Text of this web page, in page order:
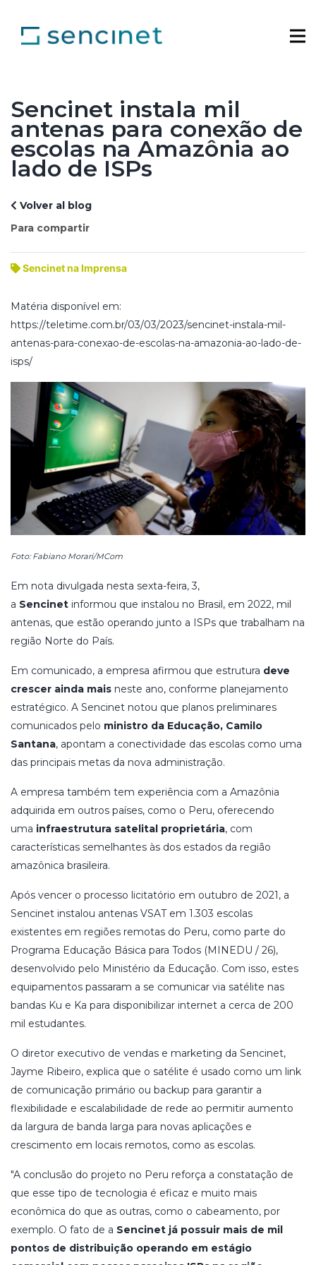
Sencinet instala mil
antenas para conexão de
escolas na Amazônia ao
lado de ISPs
Para compartir
Volver al blog
Sencinet na Imprensa
Matéria disponível em:
https://teletime.com.br/03/03/2023/sencinet-instala-mil-
antenas-para-conexao-de-escolas-na-amazonia-ao-lado-de-
isps/
Foto: Fabiano Morari/MCom
Em nota divulgada nesta sexta-feira, 3,
a Sencinet informou que instalou no Brasil, em 2022, mil
antenas, que estão operando junto a ISPs que trabalham na
região Norte do País.
Em comunicado, a empresa afirmou que estrutura deve
crescer ainda mais neste ano, conforme planejamento
estratégico. A Sencinet notou que planos preliminares
comunicados pelo ministro da Educação, Camilo
Santana, apontam a conectividade das escolas como uma
das principais metas da nova administração.
A empresa também tem experiência com a Amazônia
adquirida em outros países, como o Peru, oferecendo
uma infraestrutura satelital proprietária, com
características semelhantes às dos estados da região
amazônica brasileira.
Após vencer o processo licitatório em outubro de 2021, a
Sencinet instalou antenas VSAT em 1.303 escolas
existentes em regiões remotas do Peru, como parte do
Programa Educação Básica para Todos (MINEDU / 26),
desenvolvido pelo Ministério da Educação. Com isso, estes
equipamentos passaram a se comunicar via satélite nas
bandas Ku e Ka para disponibilizar internet a cerca de 200
mil estudantes.
O diretor executivo de vendas e marketing da Sencinet,
Jayme Ribeiro, explica que o satélite é usado como um link
de comunicação primário ou backup para garantir a
flexibilidade e escalabilidade de rede ao permitir aumento
da largura de banda larga para novas aplicações e
crescimento em locais remotos, como as escolas.
"A conclusão do projeto no Peru reforça a constatação de
que esse tipo de tecnologia é eficaz e muito mais
econômica do que as outras, como o cabeamento, por
exemplo. O fato de a Sencinet já possuir mais de mil
pontos de distribuição operando em estágio